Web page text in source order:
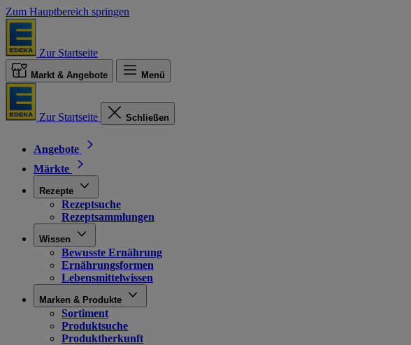
Zum Hauptbereich springen
Zur Startseite
Markt & Angebote Menü
Zur Startseite Schließen
Angebote
Märkte
Rezepte
Rezeptsuche
Rezeptsammlungen
Wissen
Bewusste Ernährung
Ernährungsformen
Lebensmittelwissen
Marken & Produkte
Sortiment
Produktsuche
Produktherkunft